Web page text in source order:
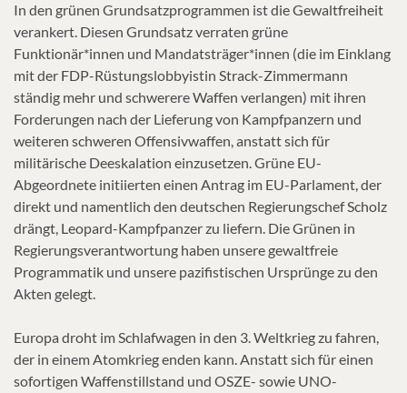
In den grünen Grundsatzprogrammen ist die Gewaltfreiheit
verankert. Diesen Grundsatz verraten grüne
Funktionär*innen und Mandatsträger*innen (die im Einklang
mit der FDP-Rüstungslobbyistin Strack-Zimmermann
ständig mehr und schwerere Waffen verlangen) mit ihren
Forderungen nach der Lieferung von Kampfpanzern und
weiteren schweren Offensivwaffen, anstatt sich für
militärische Deeskalation einzusetzen. Grüne EU-
Abgeordnete initiierten einen Antrag im EU-Parlament, der
direkt und namentlich den deutschen Regierungschef Scholz
drängt, Leopard-Kampfpanzer zu liefern. Die Grünen in
Regierungsverantwortung haben unsere gewaltfreie
Programmatik und unsere pazifistischen Ursprünge zu den
Akten gelegt.
Europa droht im Schlafwagen in den 3. Weltkrieg zu fahren,
der in einem Atomkrieg enden kann. Anstatt sich für einen
sofortigen Waffenstillstand und OSZE- sowie UNO-